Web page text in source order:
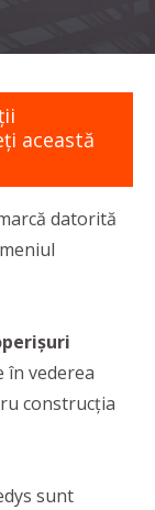
această
datorită
vederea
construcția
sunt